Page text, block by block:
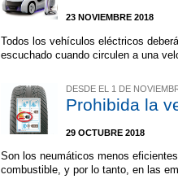
23 NOVIEMBRE 2018
Todos los vehículos eléctricos
escuchado cuando circulen a una
DESDE EL 1 DE
Prohibida la
29 OCTUBRE 2018
Son los neumáticos menos
combustible, y por lo tanto, en las